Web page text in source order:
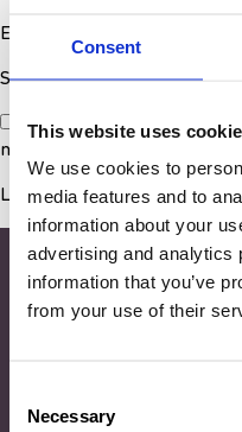
Consent
This website uses
We use cookies to
media features and to
information about your
advertising and analytics
information that you’ve
from your use of their
Selection
Necessary
E-mail
Site web
Enregistrer mon nom,
navigateur pour mon